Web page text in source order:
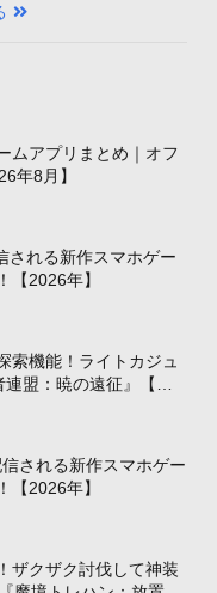
ムアプリまとめ｜オフ
年8月】
される新作スマホゲー
【2026年】
索機能！ライトカジュ
盟：暁の遠征』【最
される新作スマホゲー
【2026年】
ザクザク討伐して神装